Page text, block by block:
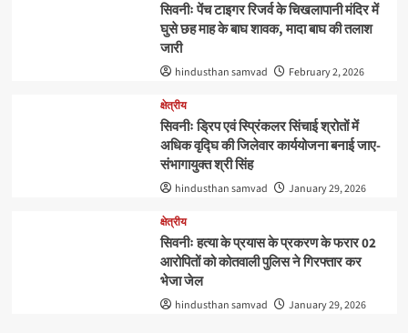
सिवनीः पेंच टाइगर रिजर्व के चिखलापानी मंदिर में
घुसे छह माह के बाघ शावक, मादा बाघ की तलाश
जारी
hindusthan samvad February 2, 2026
क्षेत्रीय
सिवनीः ड्रिप एवं स्प्रिंकलर सिंचाई श्रोतों में
अधिक वृद्घि की जिलेवार कार्ययोजना बनाई जाए-
संभागायुक्‍त श्री सिंह
hindusthan samvad January 29, 2026
क्षेत्रीय
सिवनीः हत्या के प्रयास के प्रकरण के फरार 02
आरोपितों को कोतवाली पुलिस ने गिरफ्तार कर
भेजा जेल
hindusthan samvad January 29, 2026